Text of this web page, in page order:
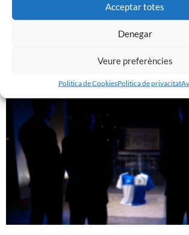
Acceptar totes
Denegar
Veure preferències
Politica de CookiesPolitica de privacitat
GASTÓN VALLES, NOU JUGADOR